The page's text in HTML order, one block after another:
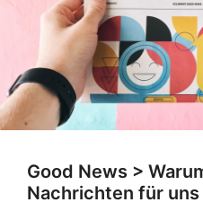
Good News >
Nachrichten für